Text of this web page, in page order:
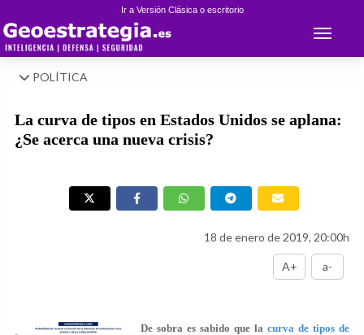
Ir a Versión Clásica o escritorio
Toggle
POLÍTICA
La curva de tipos en Estados Unidos se aplana:
¿Se acerca una nueva crisis?
18 de enero de 2019, 20:00h
A+ a-
De sobra es sabido que la curva de tipos de